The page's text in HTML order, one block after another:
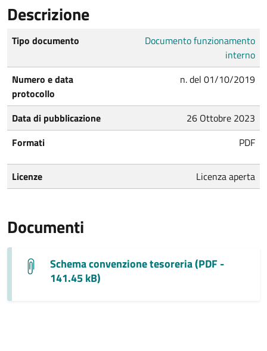
Descrizione
Tipo documento
Documento funzionamento
interno
Numero e data
protocollo
n. del 01/10/2019
Data di pubblicazione
26 Ottobre 2023
Formati
PDF
Licenze Licenza aperta
Documenti
Schema convenzione tesoreria (PDF -
141.45 kB)